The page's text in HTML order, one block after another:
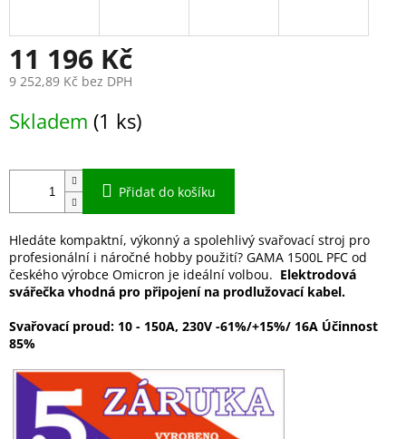
11 196 Kč
9 252,89 Kč bez DPH
cena:
Skladem (1 ks)
Přidat do košíku
Hledáte kompaktní, výkonný a spolehlivý svařovací stroj pro
profesionální i náročné hobby použití? GAMA 1500L PFC od
českého výrobce Omicron je ideální volbou. Elektrodová
svářečka vhodná pro připojení na prodlužovací kabel.
Svařovací proud: 10 - 150A, 230V -61%/+15%/ 16A Účinnost
85%